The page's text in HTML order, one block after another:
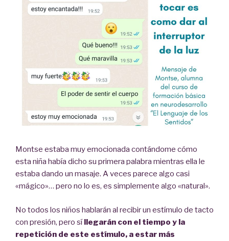
Montse estaba muy emocionada contándome cómo
esta niña había dicho su primera palabra mientras ella le
estaba dando un masaje. A veces parece algo casi
«mágico»… pero no lo es, es simplemente algo «natural».
No todos los niños hablarán al recibir un estímulo de tacto
con presión, pero síllegarán con el tiempo y la
repetición de este estímulo, a estar más